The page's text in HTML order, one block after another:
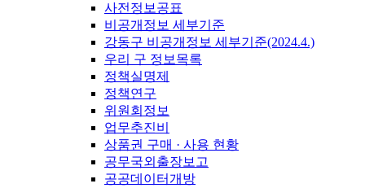
사전정보공표
비공개정보 세부기준
강동구 비공개정보 세부기준(2024.4.)
우리 구 정보목록
정책실명제
정책연구
위원회정보
업무추진비
상품권 구매 · 사용 현황
공무국외출장보고
공공데이터개방